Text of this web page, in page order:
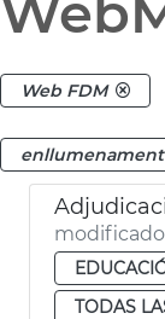
Web FDM
enllumenament
modificado
TODAS